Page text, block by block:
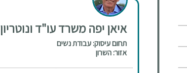
איאן יפה משרד עו"ד ונוטריון
תחום עיסוק: עבודת נשים
אזור: השרון